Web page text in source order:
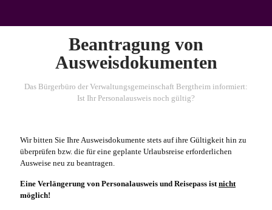
Beantragung von
Ausweisdokumenten
Das Bürgerbüro der Verwaltungsgemeinschaft Bergtheim informiert:
Ist Ihr Personalausweis noch gültig?
Wir bitten Sie Ihre Ausweisdokumente stets auf ihre Gültigkeit hin zu
überprüfen bzw. die für eine geplante Urlaubsreise erforderlichen
Ausweise neu zu beantragen.
Eine Verlängerung von Personalausweis und Reisepass ist nicht
möglich!